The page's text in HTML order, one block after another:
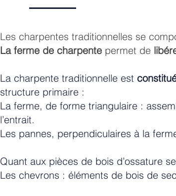
Les charpentes traditionnelles se
La ferme de charpente permet de
La charpente traditionnelle est
structure primaire :
La ferme, de forme triangulaire :
l’entrait.
Les pannes, perpendiculaires à la
Quant aux pièces de bois d’ossature
Les chevrons : éléments de bois de